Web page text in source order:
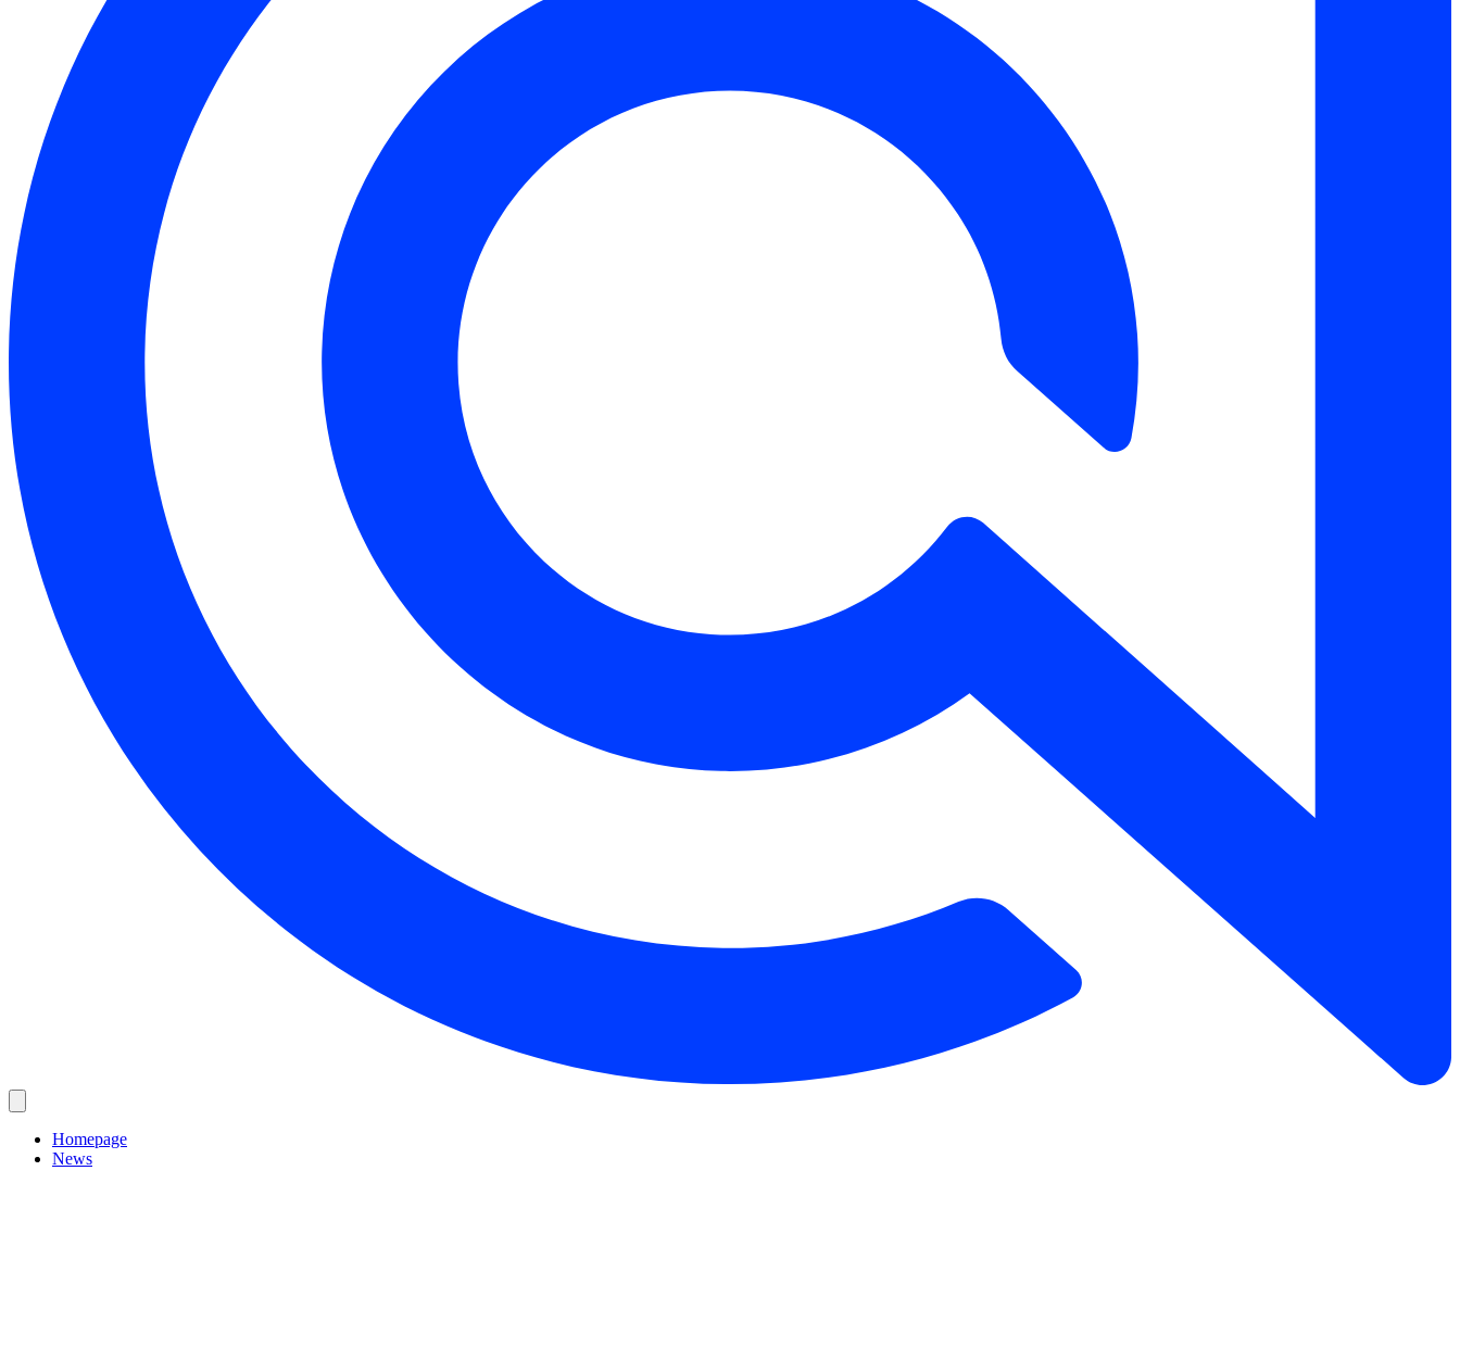
Homepage
News